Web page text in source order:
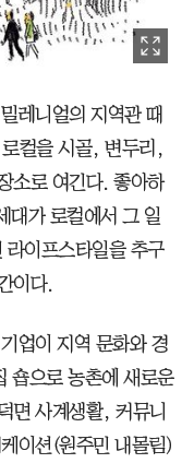
레니얼의 지역관 때
컬을 시골, 변두리,
소로 여긴다. 좋아하
대가 로컬에서 그 일
이프스타일을 추구
이다.
업이 지역 문화와 경
숍으로 농촌에 새로운
면 사계생활, 커뮤니
이션(원주민 내몰림)